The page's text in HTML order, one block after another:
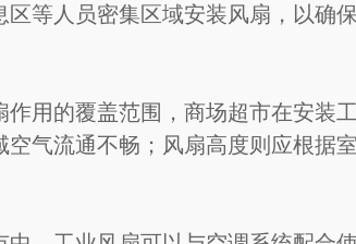
区等人员密集区域安装风扇，以确
作用的覆盖范围，商场超市在安装
空气流通不畅；风扇高度则应根据